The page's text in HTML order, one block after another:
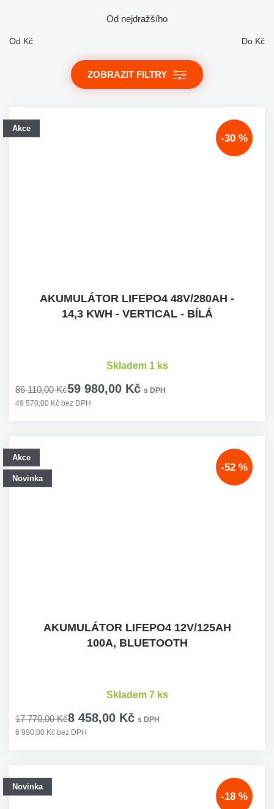
Od nejdražšího
Od Kč Do Kč
ZOBRAZIT FILTRY
Akce
-30 %
AKUMULÁTOR LIFEPO4 48V/280AH -
14,3 KWH - VERTICAL - BÍLÁ
86 110,00 Kč59 980,00 Kč s DPH
49 570,00 Kč bez DPH
Skladem 1 ks
Akce
Novinka
-52 %
AKUMULÁTOR LIFEPO4 12V/125AH
100A, BLUETOOTH
17 770,00 Kč8 458,00 Kč s DPH
6 990,00 Kč bez DPH
Skladem 7 ks
Novinka
-18 %